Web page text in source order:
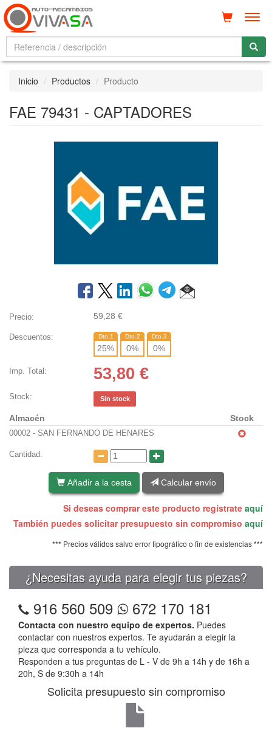
Inicio Productos Producto
FAE 79431 - CAPTADORES
Precio: 59,28 €
Descuentos: Dto.1
25%
Dto.2
0%
Dto.3
0%
Imp. Total: 53,80 €
Stock: Sin stock
Almacén Stock
00002 - SAN FERNANDO DE HENARES
Cantidad:
Añadir a la cesta Calcular envío
Si deseas comprar este producto regístrate aquí
También puedes solicitar presupuesto sin compromiso aquí
*** Precios válidos salvo error tipográfico o fin de existencias ***
¿Necesitas ayuda para elegir tus piezas?
916 560 509 672 170 181
Contacta con nuestro equipo de expertos. Puedes
contactar con nuestros expertos. Te ayudarán a elegir la
pieza que corresponda a tu vehículo.
Responden a tus preguntas de L - V de 9h a 14h y de 16h a
20h, S de 9:30h a 14h
Solicita presupuesto sin compromiso